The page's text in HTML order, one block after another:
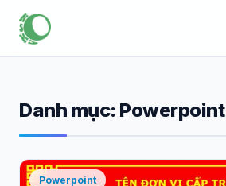
Danh mục: Powerpoint
Powerpoint